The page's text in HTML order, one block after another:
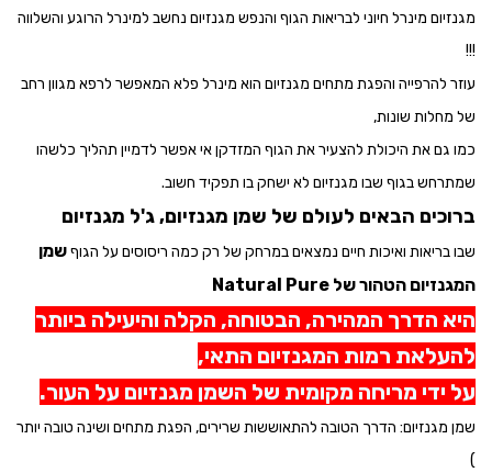
מגנזיום מינרל חיוני לבריאות הגוף והנפש מגנזיום נחשב למינרל הרוגע והשלווה
!!!
עוזר להרפייה והפגת מתחים מגנזיום הוא מינרל פלא המאפשר לרפא מגוון רחב
של מחלות שונות,
כמו גם את היכולת להצעיר את הגוף המזדקן אי אפשר לדמיין תהליך כלשהו
שמתרחש בגוף שבו מגנזיום לא ישחק בו תפקיד חשוב.
ברוכים הבאים לעולם של שמן מגנזיום, ג'ל מגנזיום
שבו בריאות ואיכות חיים נמצאים במרחק של רק כמה ריסוסים על הגוףשמן
המגנזיום הטהור של Natural Pure
היא הדרך המהירה, הבטוחה, הקלה והיעילה ביותר
להעלאת רמות המגנזיום התאי,
על ידי מריחה מקומית של השמן מגנזיום על העור.
שמן מגנזיום: הדרך הטובה להתאוששות שרירים, הפגת מתחים ושינה טובה יותר
)